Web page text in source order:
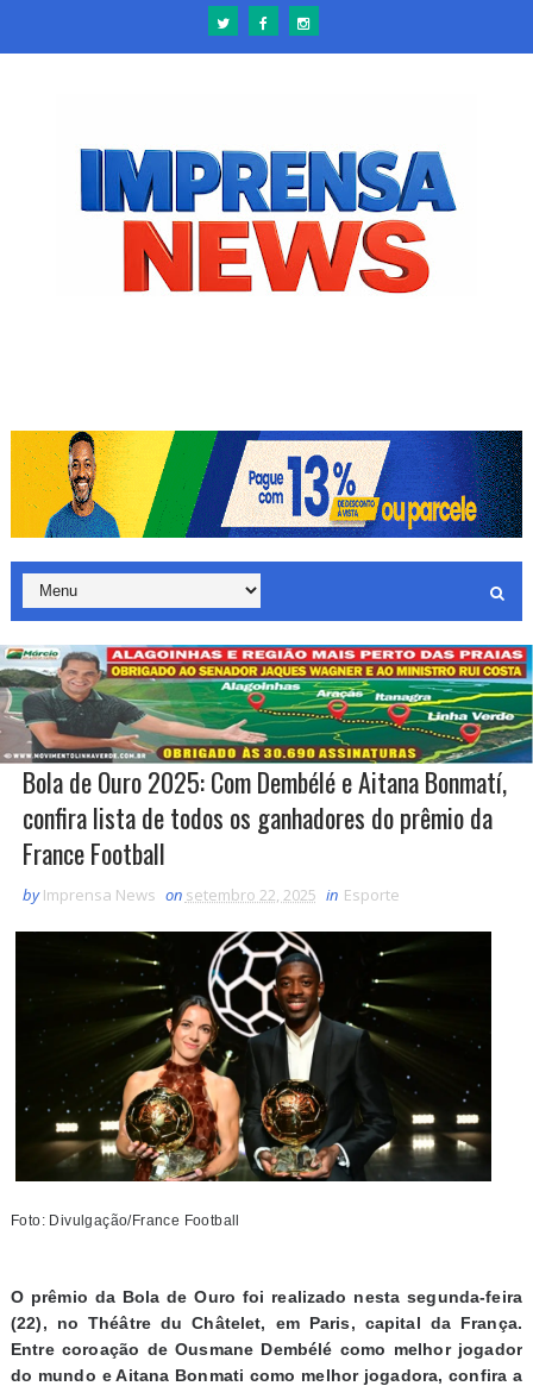
Bola de Ouro 2025: Com Dembélé e Aitana Bonmatí,
confira lista de todos os ganhadores do prêmio da
France Football
by Imprensa News on setembro 22, 2025 in Esporte
Foto: Divulgação/France Football
O prêmio da Bola de Ouro foi realizado nesta segunda-feira
(22), no Théâtre du Châtelet, em Paris, capital da França.
Entre coroação de Ousmane Dembélé como melhor jogador
do mundo e Aitana Bonmati como melhor jogadora, confira a